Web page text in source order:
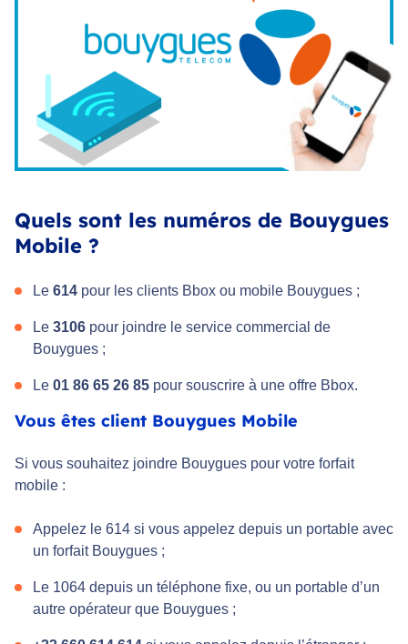
Quels sont les numéros de Bouygues
Mobile ?
Le 614 pour les clients Bbox ou mobile Bouygues ;
Le 3106 pour joindre le service commercial de
Bouygues ;
Le 01 86 65 26 85 pour souscrire à une offre Bbox.
Vous êtes client Bouygues Mobile
Si vous souhaitez joindre Bouygues pour votre forfait
mobile :
Appelez le 614 si vous appelez depuis un portable avec
un forfait Bouygues ;
Le 1064 depuis un téléphone fixe, ou un portable d’un
autre opérateur que Bouygues ;